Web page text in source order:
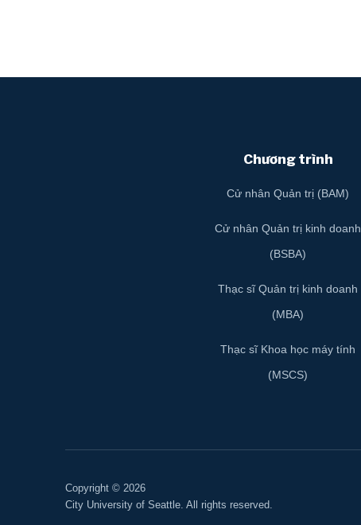
Chương trình
Cử nhân Quản trị (BAM)
Cử nhân Quản trị kinh doanh
(BSBA)
Thạc sĩ Quản trị kinh doanh
(MBA)
Thạc sĩ Khoa học máy tính
(MSCS)
Copyright © 2026
City University of Seattle. All rights reserved.